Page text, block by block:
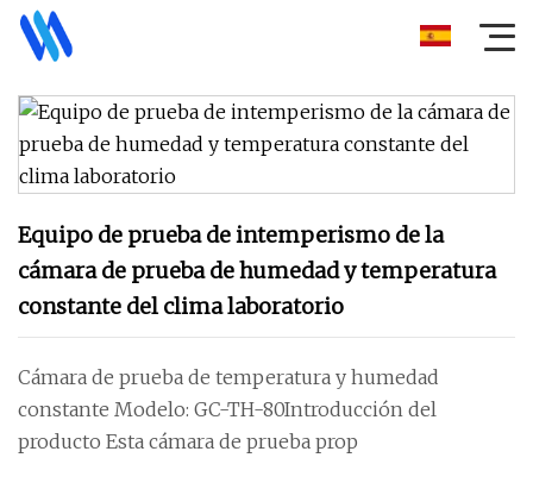
Equipo de prueba de intemperismo de la
cámara de prueba de humedad y temperatura
constante del clima laboratorio
Cámara de prueba de temperatura y humedad
constante Modelo: GC-TH-80Introducción del
producto Esta cámara de prueba prop